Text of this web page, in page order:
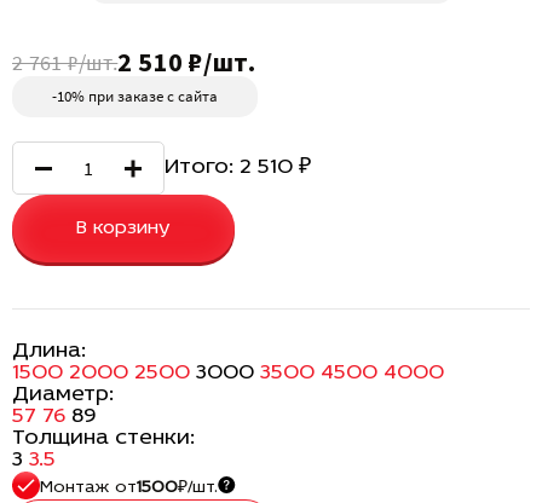
2 761 ₽/шт.2 510 ₽/шт.
-10% при заказе с сайта
Итого: 2 510 ₽
В корзину
Длина:
1500 2000 2500 3000 3500 4500 4000
Диаметр:
57 76 89
Толщина стенки:
3 3.5
Монтаж от1500₽/шт.